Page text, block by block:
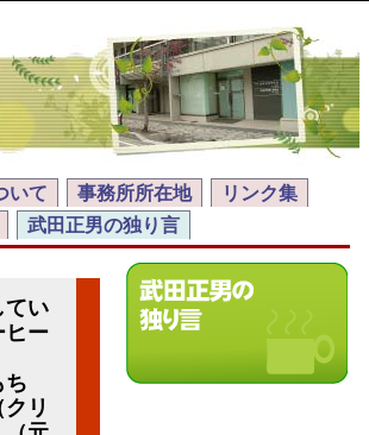
いて 事務所所在地
リンク集
武田正男の独り言
てい
ヒー
ち
リ